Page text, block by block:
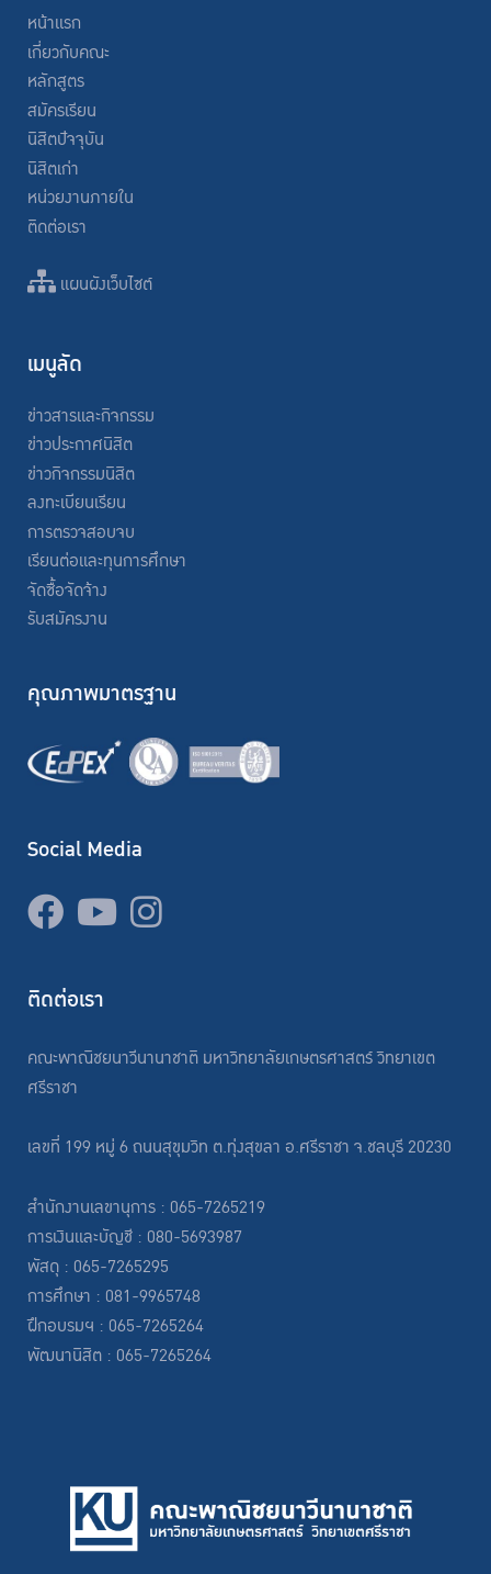
หน้าแรก
เกี่ยวกับคณะ
หลักสูตร
สมัครเรียน
นิสิตปัจจุบัน
นิสิตเก่า
หน่วยงานภายใน
ติดต่อเรา
แผนผังเว็บไซต์
เมนูลัด
ข่าวสารและกิจกรรม
ข่าวประกาศนิสิต
ข่าวกิจกรรมนิสิต
ลงทะเบียนเรียน
การตรวจสอบจบ
เรียนต่อและทุนการศึกษา
จัดซื้อจัดจ้าง
รับสมัครงาน
คุณภาพมาตรฐาน
Social Media
ติดต่อเรา
คณะพาณิชยนาวีนานาชาติ มหาวิทยาลัยเกษตรศาสตร์ วิทยาเขต
ศรีราชา
เลขที่ 199 หมู่ 6 ถนนสุขุมวิท ต.ทุ่งสุขลา อ.ศรีราชา จ.ชลบุรี 20230
สำนักงานเลขานุการ : 065-7265219
การเงินและบัญชี : 080-5693987
พัสดุ : 065-7265295
การศึกษา : 081-9965748
ฝึกอบรมฯ : 065-7265264
พัฒนานิสิต : 065-7265264